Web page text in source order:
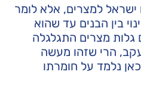
ישראל למצרים, אלא לומר
בין הבנים עד שהוא
גלות מצרים התגלגלה
הרי שזהו מעשה
נלמד על חומרתו